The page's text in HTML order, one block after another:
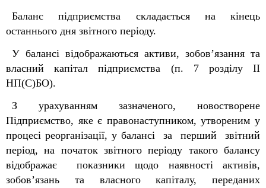
Баланс підприємства складається на кінець
останнього дня звітного періоду.
У балансі відображаються активи, зобов’язання та
власний капітал підприємства (п. 7 розділу ІІ
НП(С)БО).
З урахуванням зазначеного, новостворене
Підприємство, яке є правонаступником, утвореним у
процесі реорганізації, у балансі за перший звітний
період, на початок звітного періоду такого балансу
відображає показники щодо наявності активів,
зобов’язань та власного капіталу, переданих